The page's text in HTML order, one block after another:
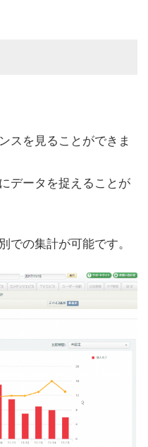
スを見ることができま
データを捉えることが
での集計が可能です。